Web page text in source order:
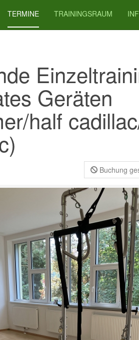
TERMINE TRAININGSRAUM
Geräten
half
Buchung